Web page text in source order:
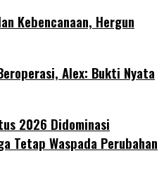
Kebencanaan, Hergun
Alex: Bukti Nyata
2026 Didominasi
Tetap Waspada Perubahan